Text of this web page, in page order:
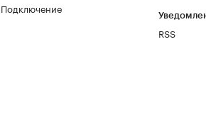
Подключение
RSS